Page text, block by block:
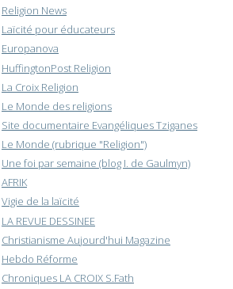
Religion News
Laïcité pour éducateurs
Europanova
HuffingtonPost Religion
La Croix Religion
Le Monde des religions
Site documentaire Evangéliques Tziganes
Le Monde (rubrique "Religion")
Une foi par semaine (blog I. de Gaulmyn)
AFRIK
Vigie de la laïcité
LA REVUE DESSINEE
Christianisme Aujourd'hui Magazine
Hebdo Réforme
Chroniques LA CROIX S.Fath